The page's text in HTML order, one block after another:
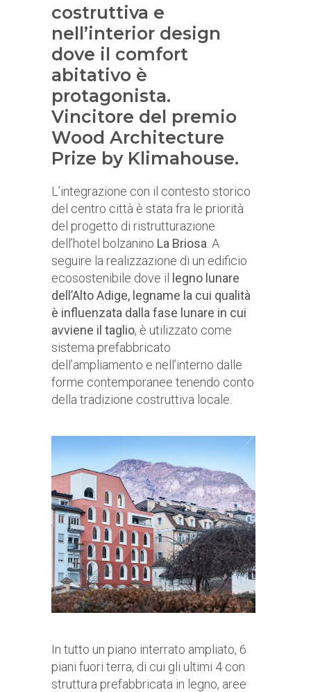
costruttiva e
nell’interior design
dove il comfort
abitativo è
protagonista.
Vincitore del premio
Wood Architecture
Prize by Klimahouse.
L’integrazione con il contesto storico
del centro città è stata fra le priorità
del progetto di ristrutturazione
dell’hotel bolzanino La Briosa. A
seguire la realizzazione di un edificio
ecosostenibile dove il
legno lunare
dell’Alto Adige, legname la cui qualità
è influenzata dalla fase lunare in cui
avviene il taglio, è utilizzato come
sistema prefabbricato
dell’ampliamento e nell’interno dalle
forme contemporanee tenendo conto
della tradizione costruttiva locale.
In tutto un piano interrato ampliato, 6
piani fuori terra, di cui gli ultimi 4 con
struttura prefabbricata in legno, aree